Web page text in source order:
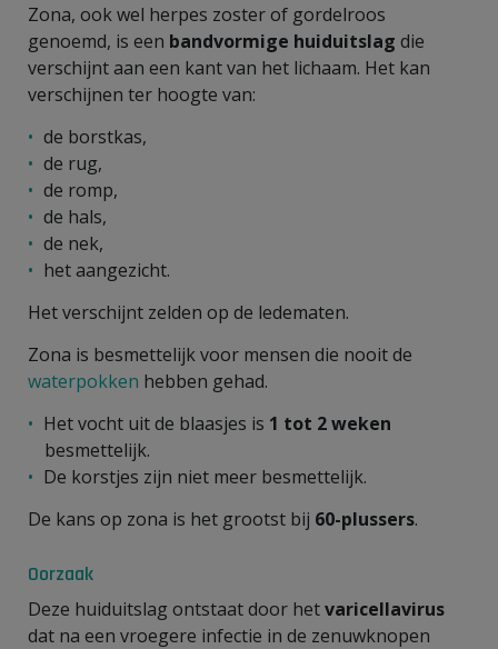
Zona, ook wel herpes zoster of gordelroos
genoemd, is een bandvormige huiduitslag die
verschijnt aan een kant van het lichaam. Het kan
verschijnen ter hoogte van:
de borstkas,
de rug,
de romp,
de hals,
de nek,
het aangezicht.
Het verschijnt zelden op de ledematen.
Zona is besmettelijk voor mensen die nooit de
waterpokken hebben gehad.
Het vocht uit de blaasjes is 1 tot 2 weken
besmettelijk.
De korstjes zijn niet meer besmettelijk.
De kans op zona is het grootst bij 60-plussers.
Oorzaak
Deze huiduitslag ontstaat door hetvaricellavirus
dat na een vroegere infectie in de zenuwknopen